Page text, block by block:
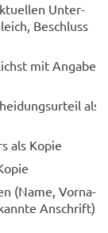
Un­ter­
Be­schluss
mit An­ga­be
als
als Kopie
(Name, Vor­na­
An­schrift)